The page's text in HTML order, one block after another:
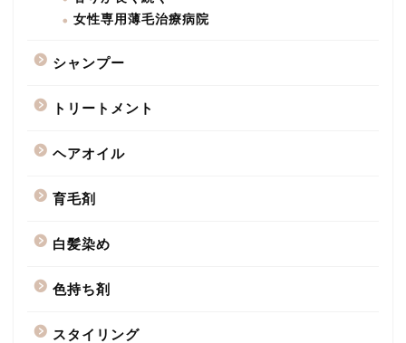
女性専用薄毛治療病院
シャンプー
トリートメント
ヘアオイル
育毛剤
白髪染め
色持ち剤
スタイリング